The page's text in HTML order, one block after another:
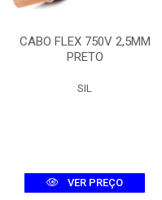
CABO FLEX 750V 2,5MM
PRETO
SIL
VER PREÇO